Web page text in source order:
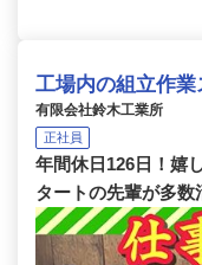
工場内の組立作業
有限会社鈴木工業所
正社員
年間休日126日！嬉
タートの先輩が多数